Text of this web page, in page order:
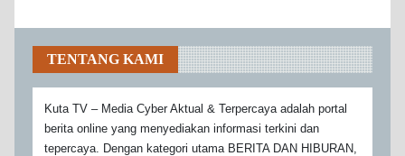
TENTANG KAMI
Kuta TV – Media Cyber Aktual & Terpercaya adalah portal
berita online yang menyediakan informasi terkini dan
tepercaya. Dengan kategori utama BERITA DAN HIBURAN,